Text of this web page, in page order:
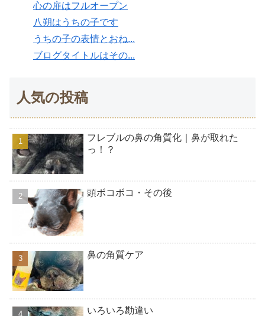
心の扉はフルオープン
八朔はうちの子です
うちの子の表情とおね...
ブログタイトルはその...
人気の投稿
フレブルの鼻の角質化｜鼻が取れた
っ！？
頭ボコボコ・その後
鼻の角質ケア
いろいろ勘違い